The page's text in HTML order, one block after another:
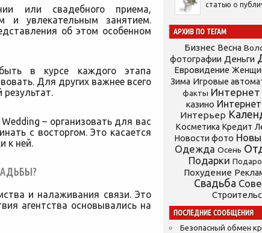
или свадебного приема,
и увлекательным занятием.
об этом особенном
в курсе каждогоэтапа
Для других важнее всего
– организовать для вас
с восторгом. Это касается
к ней.
и налаживания связи. Это
агентства основывались на
статью о
АРХИВ ПО ТЕГАМ
Бизнес Весна
фотографии Деньги
Евровидение
Зима Игровые
факты Интернет
казино
Интерьер
Косметика Кредит
Новости фото
Одежда Осень
Подарки
Похудение
Свадьба
ПОСЛЕДНИЕ СООБЩЕНИЯ
Безопасный обмен